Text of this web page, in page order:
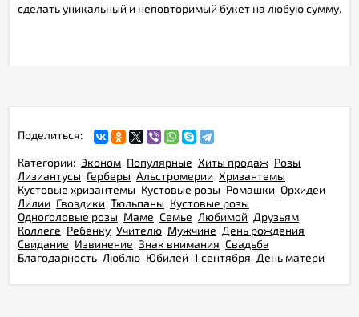
сделать уникальный и неповторимый букет на любую сумму.
Поделиться:
Категории: Эконом Популярные Хиты продаж Розы
Лизиантусы Герберы Альстромерии Хризантемы
Кустовые хризантемы Кустовые розы Ромашки Орхидеи
Лилии Гвоздики Тюльпаны Кустовые розы
Одноголовые розы Маме Семье Любимой Друзьям
Коллеге Ребенку Учителю Мужчине День рождения
Свидание Извинение Знак внимания Свадьба
Благодарность Люблю Юбилей 1 сентября День матери